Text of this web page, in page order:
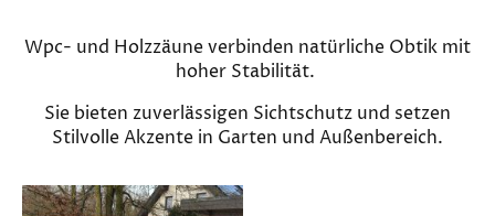
Wpc- und Holzzäune verbinden natürliche Obtik mit
hoher Stabilität.
Sie bieten zuverlässigen Sichtschutz und setzen
Stilvolle Akzente in Garten und Außenbereich.